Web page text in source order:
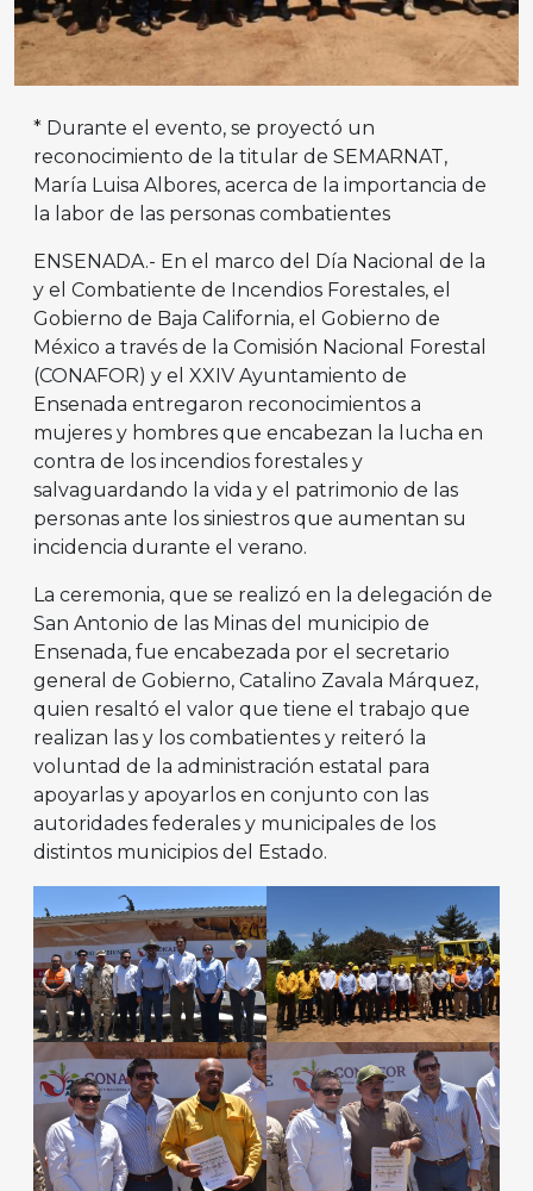
* Durante el evento, se proyectó un
reconocimiento de la titular de SEMARNAT,
María Luisa Albores, acerca de la importancia de
la labor de las personas combatientes
ENSENADA.- En el marco del Día Nacional de la
y el Combatiente de Incendios Forestales, el
Gobierno de Baja California, el Gobierno de
México a través de la Comisión Nacional Forestal
(CONAFOR) y el XXIV Ayuntamiento de
Ensenada entregaron reconocimientos a
mujeres y hombres que encabezan la lucha en
contra de los incendios forestales y
salvaguardando la vida y el patrimonio de las
personas ante los siniestros que aumentan su
incidencia durante el verano.
La ceremonia, que se realizó en la delegación de
San Antonio de las Minas del municipio de
Ensenada, fue encabezada por el secretario
general de Gobierno, Catalino Zavala Márquez,
quien resaltó el valor que tiene el trabajo que
realizan las y los combatientes y reiteró la
voluntad de la administración estatal para
apoyarlas y apoyarlos en conjunto con las
autoridades federales y municipales de los
distintos municipios del Estado.